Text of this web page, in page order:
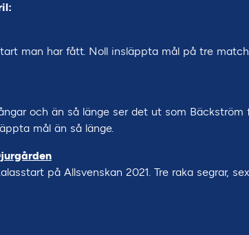
man har fått. Noll insläppta mål på tre
och än så länge ser det ut som
mål än så länge.
på Allsvenskan 2021. Tre raka segrar,